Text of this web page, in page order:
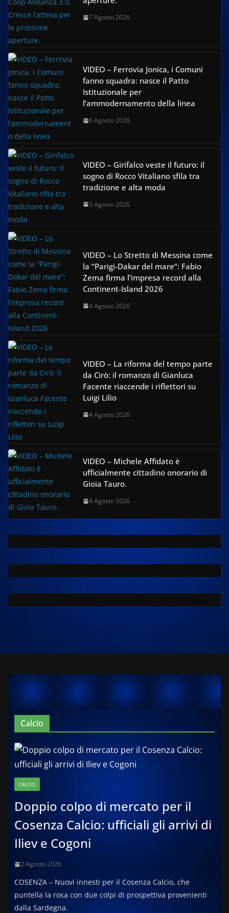
7 Agosto 2026
VIDEO – Ferrovia Jonica, i Comuni
fanno squadra: nasce il Patto
Istituzionale per
l’ammodernamento della linea
6 Agosto 2026
VIDEO – Girifalco veste il futuro: il
sogno di Rocco Vitaliano sfila tra
tradizione e alta moda
5 Agosto 2026
VIDEO – Lo Stretto di Messina come
la “Parigi-Dakar del mare”: Fabio
Zema firma l’impresa record alla
Continent-Island 2026
4 Agosto 2026
VIDEO – La riforma del tempo parte
da Cirò: il romanzo di Gianluca
Facente riaccende i riflettori su
Luigi Lilio
4 Agosto 2026
VIDEO – Michele Affidato è
ufficialmente cittadino onorario di
Gioia Tauro.
4 Agosto 2026
Calcio
CALCIO
Doppio colpo di mercato per il
Cosenza Calcio: ufficiali gli arrivi di
Iliev e Cogoni
2 Agosto 2026
COSENZA – Nuovi innesti per il Cosenza Calcio, che
puntella la rosa con due colpi di prospettiva provenienti
dalla Sardegna.